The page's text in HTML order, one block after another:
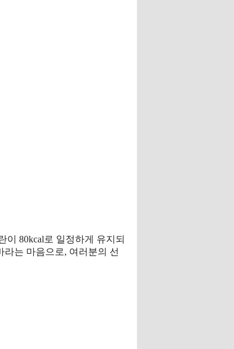
80kcal로 일정하게 유지되
는 마음으로, 여러분의 선